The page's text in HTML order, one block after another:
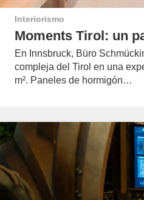
Interiorismo
Moments Tirol: un
En Innsbruck, Büro
compleja del Tirol en una
m². Paneles de hormigón…